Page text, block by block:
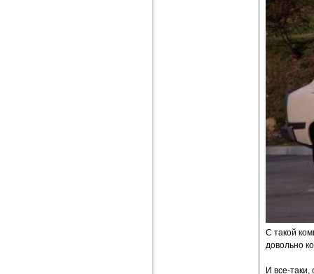
С такой
довольно
И все-